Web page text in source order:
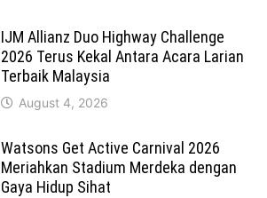
IJM Allianz Duo Highway Challenge
2026 Terus Kekal Antara Acara Larian
Terbaik Malaysia
August 4, 2026
Watsons Get Active Carnival 2026
Meriahkan Stadium Merdeka dengan
Gaya Hidup Sihat